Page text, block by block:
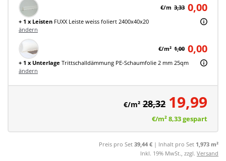
+ 1 x Leisten FUXX Leiste weiss foliert 2400x40x20
ändern
0,00
€/m 3,33
+ 1 x Unterlage Trittschalldämmung PE-Schaumfolie 2 mm 25qm
ändern
0,00
€/m² 1,00
€/m² 28,32 19,99
€/m²8,33gespart
Preis pro Set 39,44 € | Inhalt pro Set 1,973 m²
Inkl. 19% MwSt., zzgl. Versand